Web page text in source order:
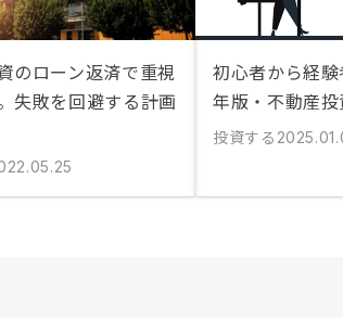
のローン返済で重視
失敗を回避する計画
初心者から経
年版・不動産
投資する